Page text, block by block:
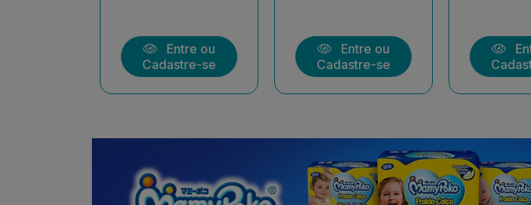
Entre ou
Cadastre-se
Entre ou
Cadastre-se